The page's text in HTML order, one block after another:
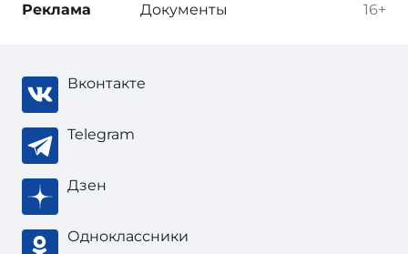
16+
Реклама Документы
Вконтакте
Telegram
Дзен
Одноклассники